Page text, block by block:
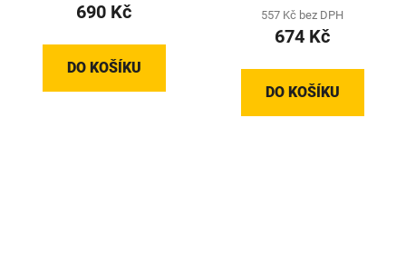
690 Kč
DO KOŠÍKU
557 Kč bez DPH
674 Kč
DO KOŠÍKU